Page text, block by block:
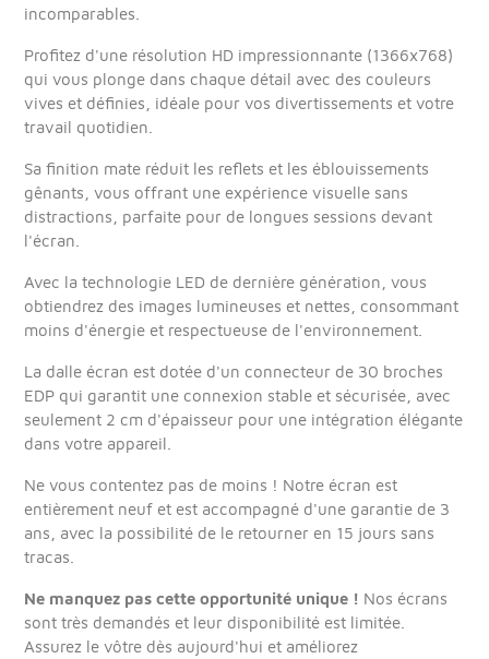
incomparables.
Profitez d'une résolution HD impressionnante (1366x768)
qui vous plonge dans chaque détail avec des couleurs
vives et définies, idéale pour vos divertissements et votre
travail quotidien.
Sa finition mate réduit les reflets et les éblouissements
gênants, vous offrant une expérience visuelle sans
distractions, parfaite pour de longues sessions devant
l'écran.
Avec la technologie LED de dernière génération, vous
obtiendrez des images lumineuses et nettes, consommant
moins d'énergie et respectueuse de l'environnement.
La dalle écran est dotée d'un connecteur de 30 broches
EDP qui garantit une connexion stable et sécurisée, avec
seulement 2 cm d'épaisseur pour une intégration élégante
dans votre appareil.
Ne vous contentez pas de moins ! Notre écran est
entièrement neuf et est accompagné d'une garantie de 3
ans, avec la possibilité de le retourner en 15 jours sans
tracas.
Ne manquez pas cette opportunité unique ! Nos écrans
sont très demandés et leur disponibilité est limitée.
Assurez le vôtre dès aujourd'hui et améliorez